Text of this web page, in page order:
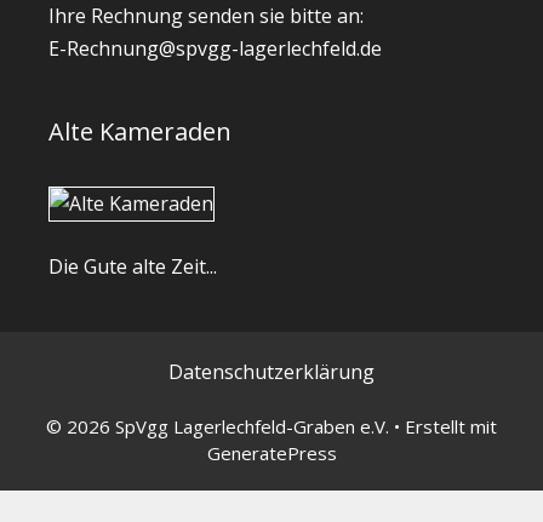
Ihre Rechnung senden sie bitte an:
E-Rechnung@spvgg-lagerlechfeld.de
Alte Kameraden
Die Gute alte Zeit...
Datenschutzerklärung
© 2026 SpVgg Lagerlechfeld-Graben e.V. • Erstellt mit
GeneratePress